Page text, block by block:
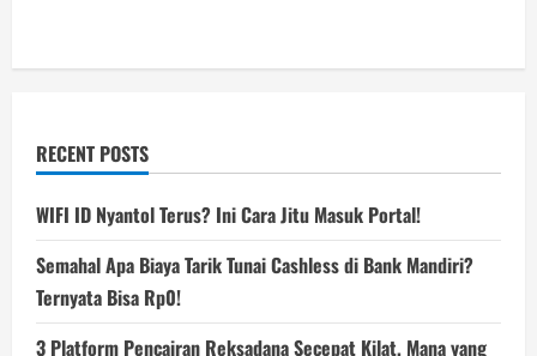
RECENT POSTS
WIFI ID Nyantol Terus? Ini Cara Jitu Masuk Portal!
Semahal Apa Biaya Tarik Tunai Cashless di Bank Mandiri?
Ternyata Bisa Rp0!
3 Platform Pencairan Reksadana Secepat Kilat, Mana yang